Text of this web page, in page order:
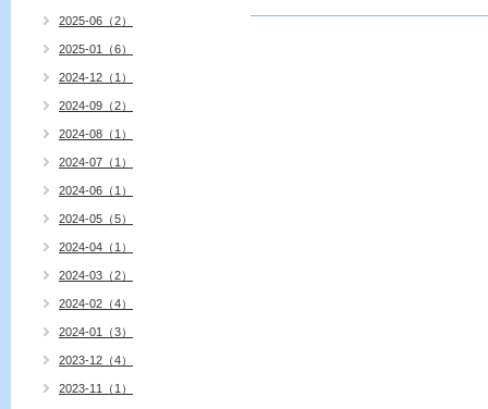
2025-06（2）
2025-01（6）
2024-12（1）
2024-09（2）
2024-08（1）
2024-07（1）
2024-06（1）
2024-05（5）
2024-04（1）
2024-03（2）
2024-02（4）
2024-01（3）
2023-12（4）
2023-11（1）